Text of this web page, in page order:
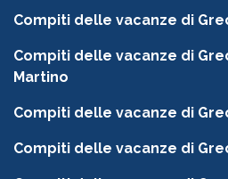
Compiti delle vacanze di
Compiti delle vacanze di
Martino
Compiti delle vacanze di
Compiti delle vacanze di